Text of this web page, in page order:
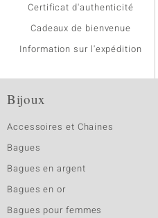
Certificat d'authenticité
Cadeaux de bienvenue
Information sur l'expédition
Bijoux
Accessoires et Chaines
Bagues
Bagues en argent
Bagues en or
Bagues pour femmes